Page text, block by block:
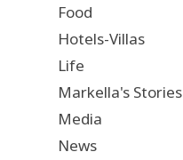
Food
Hotels-Villas
Life
Markella's Stories
Media
News